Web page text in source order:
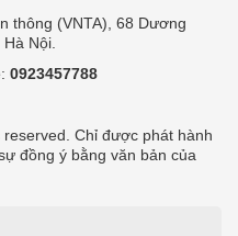
thông (VNTA), 68 Dương
Nội.
0923457788
Chỉ được phát hành
đồng ý bằng văn bản của